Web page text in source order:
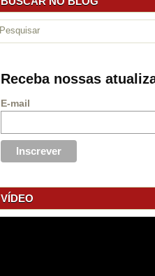
Receba nossas
E-mail
VÍDEO